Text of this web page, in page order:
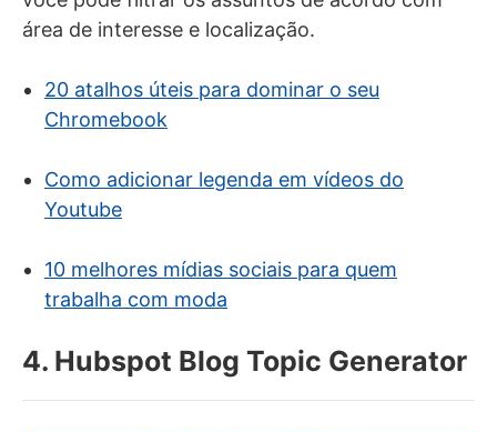
área de interesse e localização.
20 atalhos úteis para dominar o seu
Chromebook
Como adicionar legenda em vídeos do
Youtube
10 melhores mídias sociais para quem
trabalha com moda
4. Hubspot Blog Topic Generator